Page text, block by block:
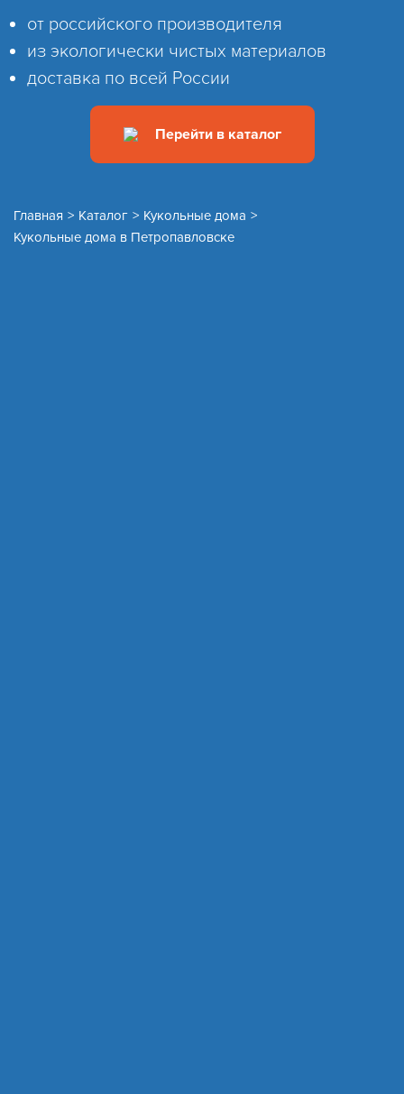
от российского производителя
из экологически чистых материалов
доставка по всей России
Перейти в каталог
Главная > Каталог > Кукольные дома >
Кукольные дома в Петропавловске